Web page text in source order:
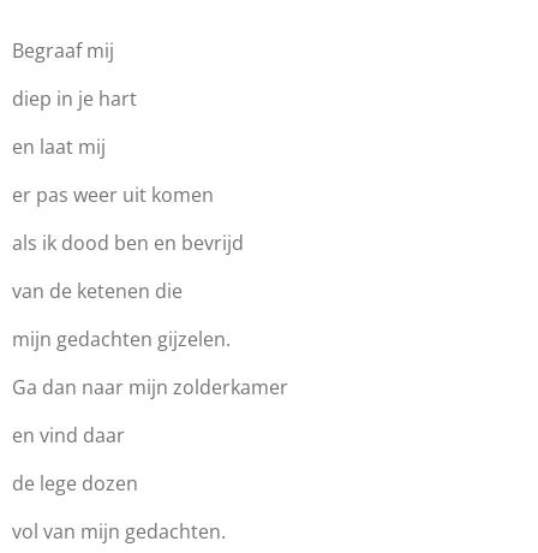
Begraaf mij
diep in je hart
en laat mij
er pas weer uit komen
als ik dood ben en bevrijd
van de ketenen die
mijn gedachten gijzelen.
Ga dan naar mijn zolderkamer
en vind daar
de lege dozen
vol van mijn gedachten.